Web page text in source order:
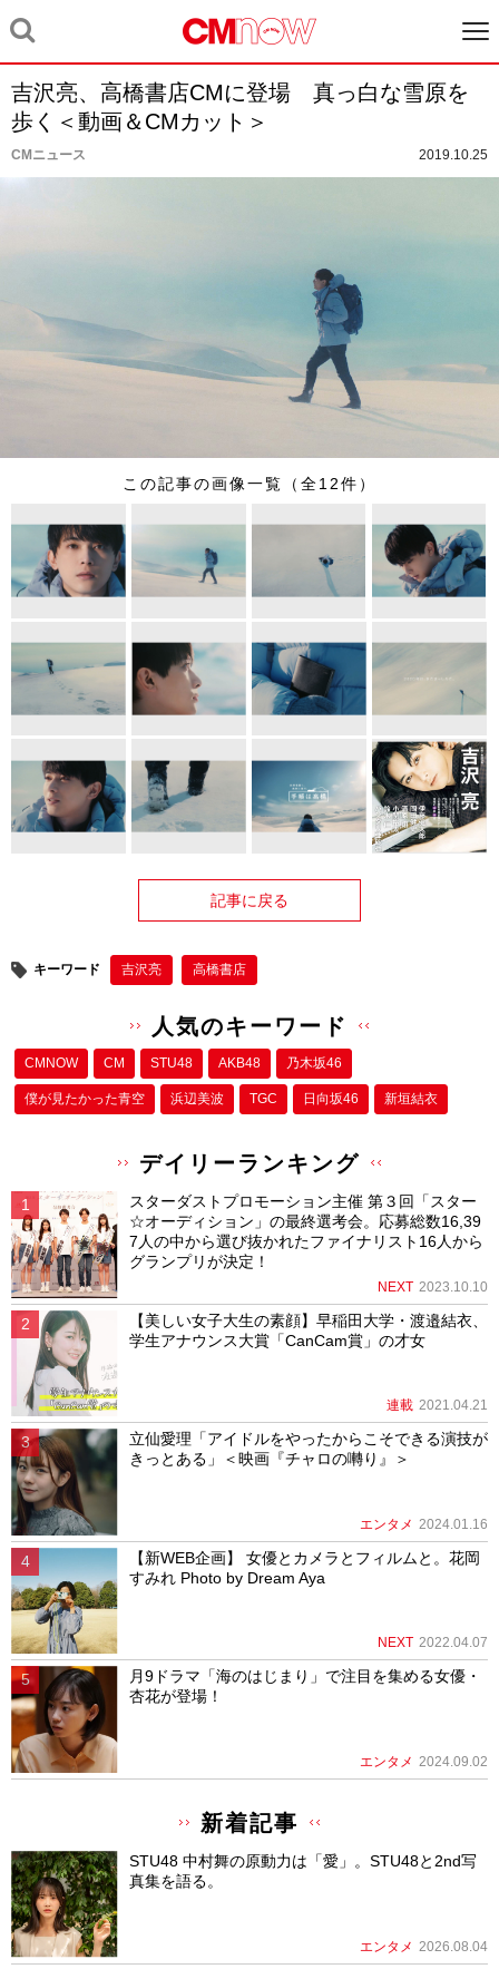
吉沢亮、高橋書店CMに登場 真っ白な雪原を
歩く＜動画＆CMカット＞
CMニュース 2019.10.25
この記事の画像一覧（全12件）
記事に戻る
キーワード 吉沢亮 高橋書店
人気のキーワード
CMNOW CM STU48 AKB48 乃木坂46
僕が⾒たかった⻘空 浜辺美波 TGC 日向坂46 新垣結衣
デイリーランキング
スターダストプロモーション主催 第３回「スター
☆オーディション」の最終選考会。応募総数16,39
7人の中から選び抜かれたファイナリスト16人から
グランプリが決定！
NEXT 2023.10.10
【美しい女子大生の素顔】早稲田大学・渡邉結衣、
学生アナウンス大賞「CanCam賞」の才女
連載 2021.04.21
立仙愛理「アイドルをやったからこそできる演技が
きっとある」＜映画『チャロの囀り』＞
エンタメ 2024.01.16
【新WEB企画】 女優とカメラとフィルムと。花岡
すみれ Photo by Dream Aya
NEXT 2022.04.07
月9ドラマ「海のはじまり」で注目を集める女優・
杏花が登場！
エンタメ 2024.09.02
新着記事
STU48 中村舞の原動力は「愛」。STU48と2nd写
真集を語る。
エンタメ 2026.08.04